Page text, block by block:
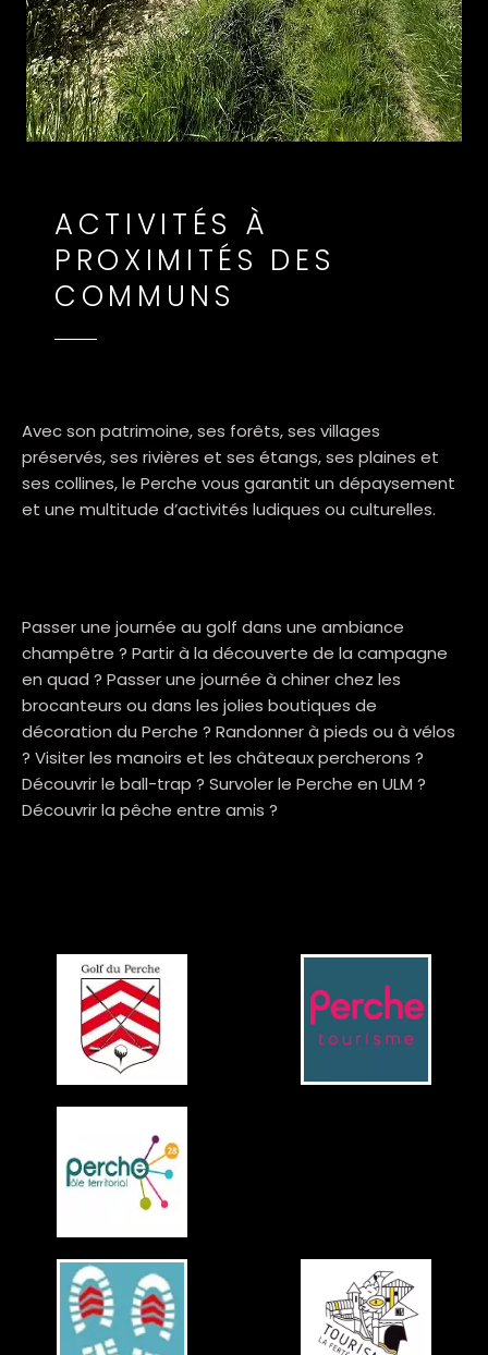
ACTIVITÉS À
PROXIMITÉS DES
COMMUNS
Avec son patrimoine, ses forêts, ses villages
préservés, ses rivières et ses étangs, ses plaines et
ses collines, le Perche vous garantit un dépaysement
et une multitude d’activités ludiques ou culturelles.
Passer une journée au golf dans une ambiance
champêtre ? Partir à la découverte de la campagne
en quad ? Passer une journée à chiner chez les
brocanteurs ou dans les jolies boutiques de
décoration du Perche ? Randonner à pieds ou à vélos
? Visiter les manoirs et les châteaux percherons ?
Découvrir le ball-trap ? Survoler le Perche en ULM ?
Découvrir la pêche entre amis ?